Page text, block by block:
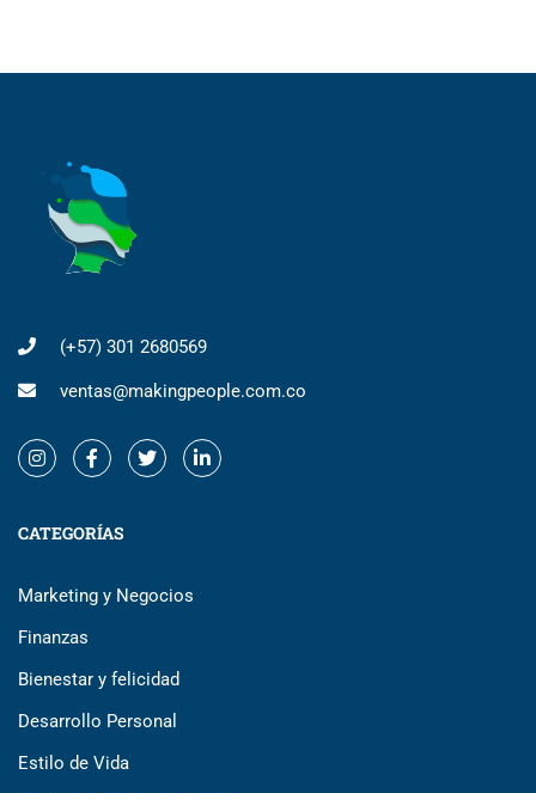
(+57) 301 2680569
ventas@makingpeople.com.co
CATEGORÍAS
Marketing y Negocios
Finanzas
Bienestar y felicidad
Desarrollo Personal
Estilo de Vida